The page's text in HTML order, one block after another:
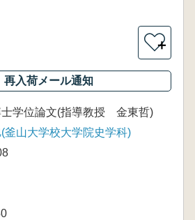
＋
再入荷メール通知
士学位論文(指導教授 金東哲)
釜山大学校大学院史学科)